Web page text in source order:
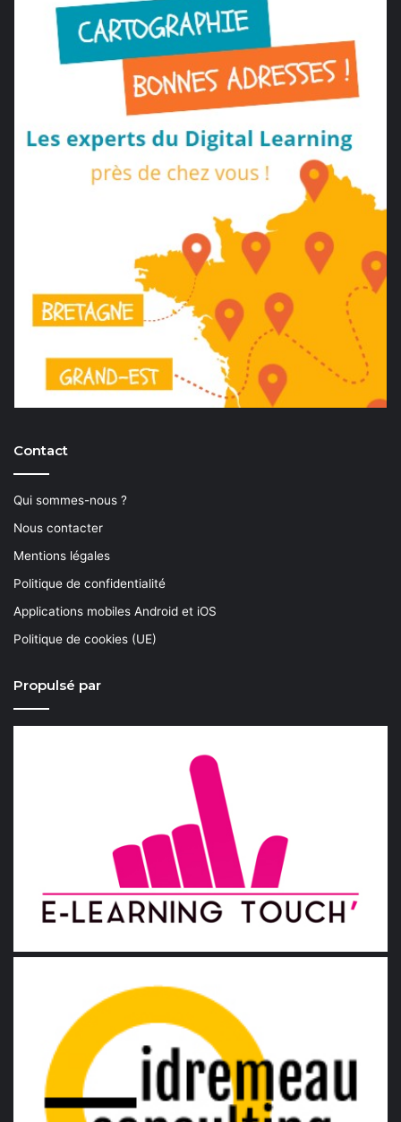
Contact
Qui sommes-nous ?
Nous contacter
Mentions légales
Politique de confidentialité
Applications mobiles Android et iOS
Politique de cookies (UE)
Propulsé par